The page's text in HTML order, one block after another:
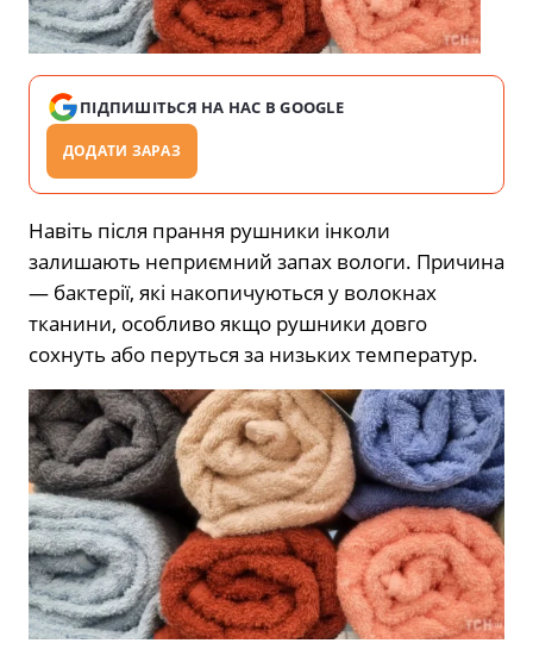
ПІДПИШІТЬСЯ НА НАС В GOOGLE
ДОДАТИ ЗАРАЗ
Навіть після прання рушники інколи
залишають неприємний запах вологи. Причина
— бактерії, які накопичуються у волокнах
тканини, особливо якщо рушники довго
сохнуть або перуться за низьких температур.